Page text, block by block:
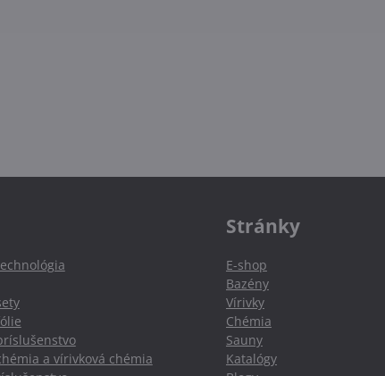
a vírivková chémia
Stránky
E-shop
Bazény
Vírivky
Chémia
Sauny
Katalógy